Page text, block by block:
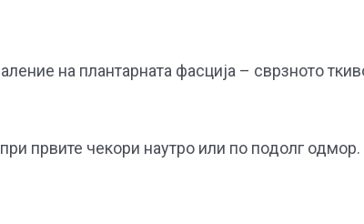
на плантарната фасција – сврзното
првите чекори наутро или по подолг одмор.